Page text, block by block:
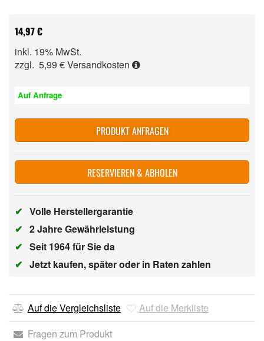
14,97 €
inkl. 19% MwSt.
zzgl. 5,99 €Versandkosten
Auf Anfrage
PRODUKT ANFRAGEN
RESERVIEREN & ABHOLEN
✔ Volle Herstellergarantie
✔ 2 Jahre Gewährleistung
✔ Seit 1964 für Sie da
✔ Jetzt kaufen, später oder in Raten zahlen
Auf die Vergleichsliste
Auf die Merkliste
Fragen zum Produkt